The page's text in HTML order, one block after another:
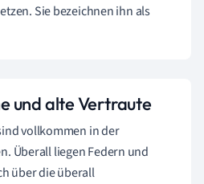
Sie bezeichnen ihn als
und alte Vertraute
vollkommen in der
Überall liegen Federn und
über die überall